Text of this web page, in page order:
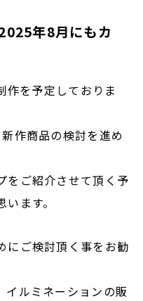
年8月にもカ
作を予定しておりま
作商品の検討を進め
をご紹介させて頂く予
ます。
にご検討頂く事をお勧
イルミネーションの販